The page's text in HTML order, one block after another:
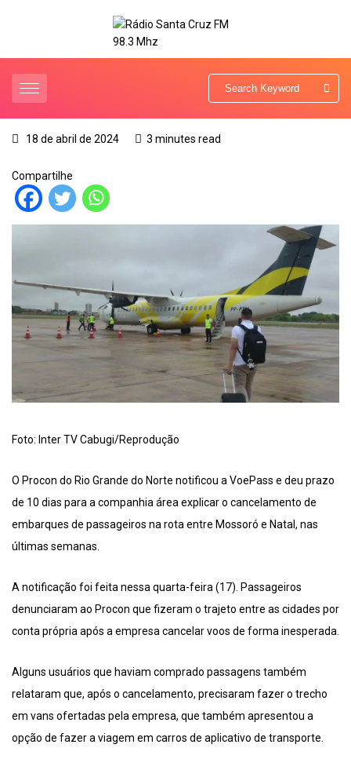
18 de abril de 2024 3 minutes read
Compartilhe
Foto: Inter TV Cabugi/Reprodução
O Procon do Rio Grande do Norte notificou a VoePass e deu prazo
de 10 dias para a companhia área explicar o cancelamento de
embarques de passageiros na rota entre Mossoró e Natal, nas
últimas semanas.
A notificação foi feita nessa quarta-feira (17). Passageiros
denunciaram ao Procon que fizeram o trajeto entre as cidades por
conta própria após a empresa cancelar voos de forma inesperada.
Alguns usuários que haviam comprado passagens também
relataram que, após o cancelamento, precisaram fazer o trecho
em vans ofertadas pela empresa, que também apresentou a
opção de fazer a viagem em carros de aplicativo de transporte.